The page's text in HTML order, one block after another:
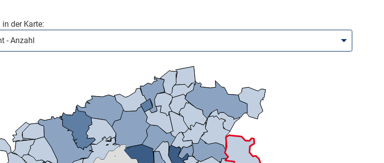
der Karte: